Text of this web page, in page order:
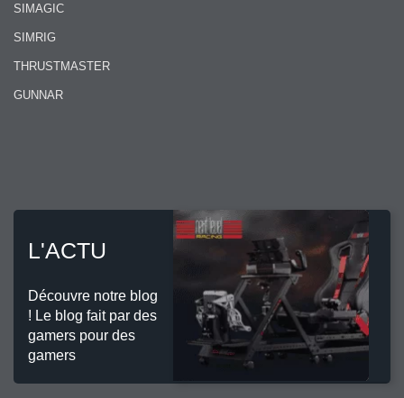
SIMAGIC
SIMRIG
THRUSTMASTER
GUNNAR
L'ACTU
Découvre notre blog
! Le blog fait par des
gamers pour des
gamers